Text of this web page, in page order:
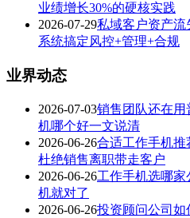
业绩增长30%的硬核实践
2026-07-29私域客户资产流
系统搞定风控+管理+合规
业界动态
2026-07-03销售团队还在
机哪个好一文说清
2026-06-26合适工作手机
杜绝销售离职带走客户
2026-06-26工作手机选哪
机就对了
2026-06-26投资顾问公司